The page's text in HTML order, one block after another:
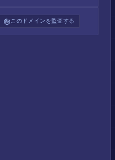
このドメインを監査する